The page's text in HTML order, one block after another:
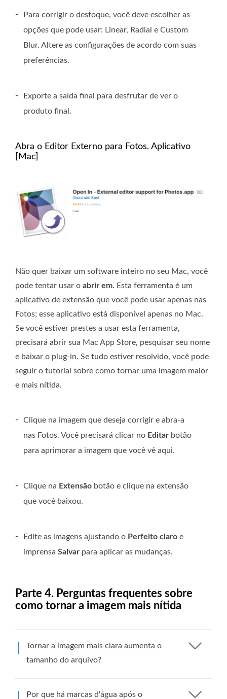
-
Para corrigir o desfoque, você deve escolher as
opções que pode usar: Linear, Radial e Custom
Blur. Altere as configurações de acordo com suas
preferências.
-
Exporte a saída final para desfrutar de ver o
produto final.
Abra o Editor Externo para Fotos. Aplicativo
[Mac]
Não quer baixar um software inteiro no seu Mac, você
pode tentar usar o abrir em. Esta ferramenta é um
aplicativo de extensão que você pode usar apenas nas
Fotos; esse aplicativo está disponível apenas no Mac.
Se você estiver prestes a usar esta ferramenta,
precisará abrir sua Mac App Store, pesquisar seu nome
e baixar o plug-in. Se tudo estiver resolvido, você pode
seguir o tutorial sobre como tornar uma imagem maior
e mais nítida.
-
Clique na imagem que deseja corrigir e abra-a
nas Fotos. Você precisará clicar no Editar botão
para aprimorar a imagem que você vê aqui.
- Clique na Extensão botão e clique na extensão
que você baixou.
- Edite as imagens ajustando o Perfeito claro e
imprensa Salvar para aplicar as mudanças.
Parte 4. Perguntas frequentes sobre
como tornar a imagem mais nítida
Tornar a imagem mais clara aumenta o
tamanho do arquivo?
Por que há marcas d'água após o